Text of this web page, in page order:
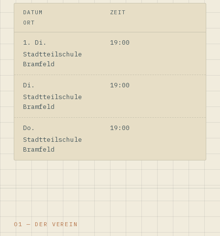
DATUM
ZEIT
ORT
1. Di.
19:00
Stadtteilschule
Bramfeld
Di.
19:00
Stadtteilschule
Bramfeld
Do.
19:00
Stadtteilschule
Bramfeld
01 — DER VEREIN